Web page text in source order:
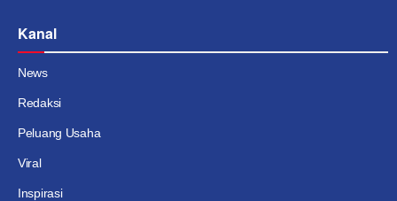
Kanal
News
Redaksi
Peluang Usaha
Viral
Inspirasi